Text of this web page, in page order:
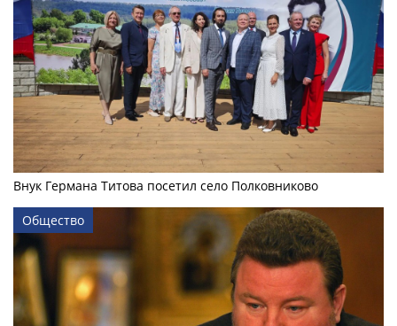
Внук Германа Титова посетил село Полковниково
Общество